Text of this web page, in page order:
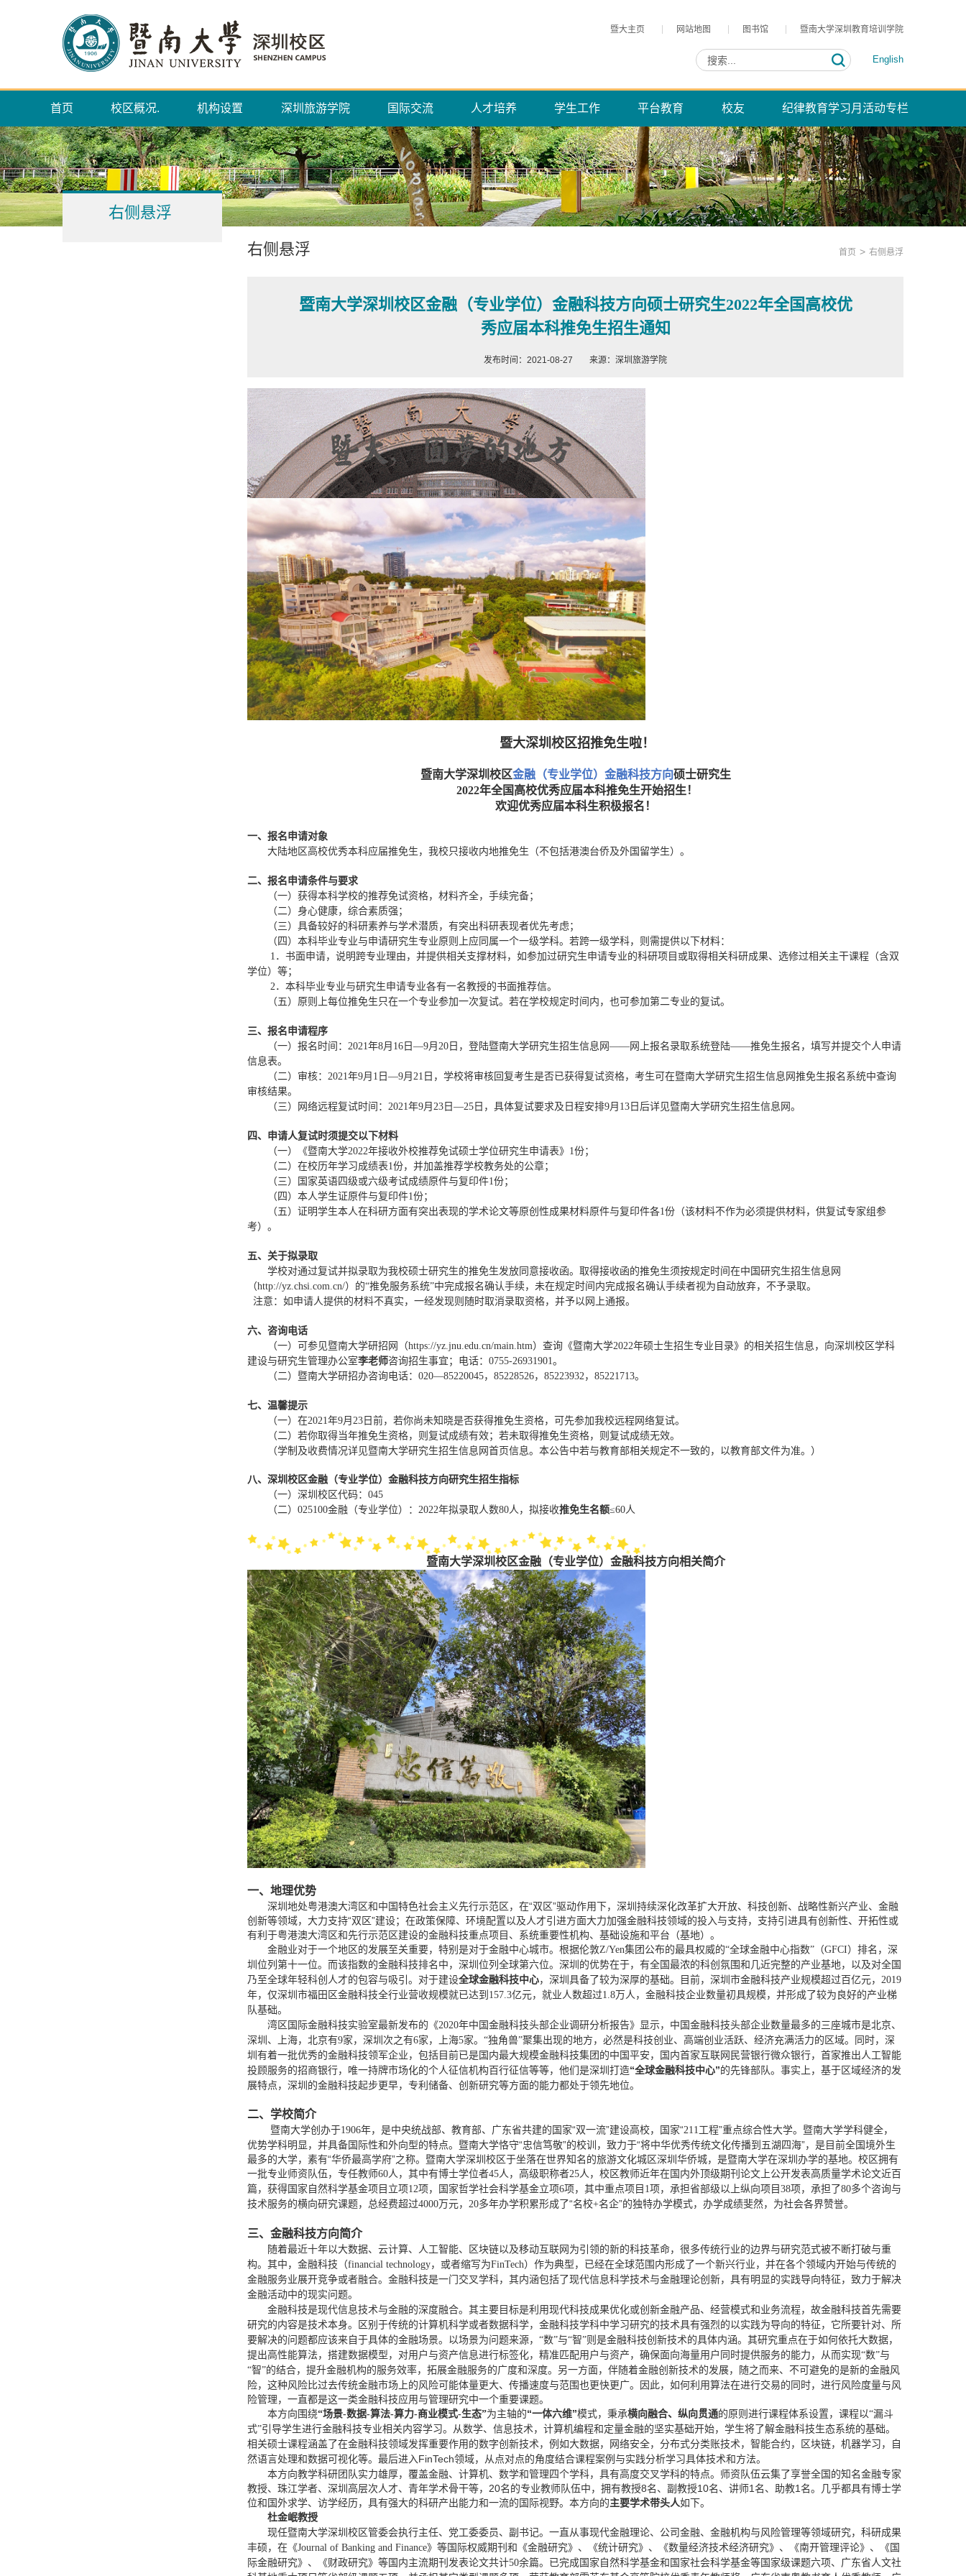
暨大主页 网站地图 图书馆 暨南大学深圳教育培训学院
English
首页 校区概况. 机构设置 深圳旅游学院 国际交流 人才培养 学生工作 平台教育 校友 纪律教育学习月活动专栏
右侧悬浮
右侧悬浮 首页 > 右侧悬浮
暨南大学深圳校区金融（专业学位）金融科技方向硕士研究生2022年全国高校优
秀应届本科推免生招生通知
发布时间：2021-08-27 来源：深圳旅游学院
暨大深圳校区招推免生啦！
暨南大学深圳校区金融（专业学位）金融科技方向硕士研究生
2022年全国高校优秀应届本科推免生开始招生！
欢迎优秀应届本科生积极报名！
一、报名申请对象
大陆地区高校优秀本科应届推免生，我校只接收内地推免生（不包括港澳台侨及外国留学生）。
二、报名申请条件与要求
（一）获得本科学校的推荐免试资格，材料齐全，手续完备；
（二）身心健康，综合素质强；
（三）具备较好的科研素养与学术潜质，有突出科研表现者优先考虑；
（四）本科毕业专业与申请研究生专业原则上应同属一个一级学科。若跨一级学科，则需提供以下材料：
1 ．书面申请，说明跨专业理由，并提供相关支撑材料，如参加过研究生申请专业的科研项目或取得相关科研成果、选修过相关主干课程（含双
学位）等；
2．本科毕业专业与研究生申请专业各有一名教授的书面推荐信。
（五）原则上每位推免生只在一个专业参加一次复试。若在学校规定时间内，也可参加第二专业的复试。
三、报名申请程序
（一）报名时间：2021年8月 16 日—9月20 日，登陆暨南大学研究生招生信息网——网上报名录取系统登陆——推免生报名，填写并提交个人申请
信息表。
（二）审核：2021年9月 1 日—9月21 日，学校将审核回复考生是否已获得复试资格，考生可在暨南大学研究生招生信息网推免生报名系统中查询
审核结果。
（三）网络远程复试时间：2021年9月23 日—25 日，具体复试要求及日程安排9月 13 日后详见暨南大学研究生招生信息网。
四、申请人复试时须提交以下材料
（一）《暨南大学2022年接收外校推荐免试硕士学位研究生申请表》 1份；
（二）在校历年学习成绩表1份，并加盖推荐学校教务处的公章；
（三）国家英语四级或六级考试成绩原件与复印件1份；
（四）本人学生证原件与复印件1份；
（五）证明学生本人在科研方面有突出表现的学术论文等原创性成果材料原件与复印件各1份（该材料不作为必须提供材料，供复试专家组参
考）。
五、关于拟录取
学校对通过复试并拟录取为我校硕士研究生的推免生发放同意接收函。取得接收函的推免生须按规定时间在中国研究生招生信息网
（http://yz.chsi.com.cn/）的“推免服务系统”中完成报名确认手续，未在规定时间内完成报名确认手续者视为自动放弃，不予录取。
注意：如申请人提供的材料不真实，一经发现则随时取消录取资格，并予以网上通报。
六、咨询电话
（一）可参见暨南大学研招网（https://yz.jnu.edu.cn/main.htm）查询《暨南大学2022年硕士生招生专业目录》的相关招生信息，向深圳校区学科
建设与研究生管理办公室李老师咨询招生事宜；电话：0755-26931901。
（二）暨南大学研招办咨询电话：020—85220045，85228526，85223932，85221713。
七、温馨提示
（一）在2021年9月23 日前，若你尚未知晓是否获得推免生资格，可先参加我校远程网络复试。
（二）若你取得当年推免生资格，则复试成绩有效；若未取得推免生资格，则复试成绩无效。
（学制及收费情况详见暨南大学研究生招生信息网首页信息。本公告中若与教育部相关规定不一致的，以教育部文件为准。）
八、深圳校区金融（专业学位）金融科技方向研究生招生指标
（一）深圳校区代码：045
（二）025100金融（专业学位）：2022年拟录取人数80人，拟接收推免生名额≤60人
暨南大学深圳校区金融（专业学位）金融科技方向相关简介
一、地理优势
深圳地处粤港澳大湾区和中国特色社会主义先行示范区，在“双区”驱动作用下，深圳持续深化改革扩大开放、科技创新、战略性新兴产业、金融
创新等领域，大力支持“双区”建设；在政策保障、环境配置以及人才引进方面大力加强金融科技领域的投入与支持，支持引进具有创新性、开拓性或
有利于粤港澳大湾区和先行示范区建设的金融科技重点项目、系统重要性机构、基础设施和平台（基地）。
金融业对于一个地区的发展至关重要，特别是对于金融中心城市。根据伦敦Z/Yen集团公布的最具权威的“全球金融中心指数”（GFCI）排名，深
圳位列第十一位。而该指数的金融科技排名中，深圳位列全球第六位。深圳的优势在于，有全国最浓的科创氛围和几近完整的产业基地，以及对全国
乃至全球年轻科创人才的包容与吸引。对于建设全球金融科技中心，深圳具备了较为深厚的基础。目前，深圳市金融科技产业规模超过百亿元，2019
年，仅深圳市福田区金融科技全行业营收规模就已达到157.3亿元，就业人数超过1.8万人，金融科技企业数量初具规模，并形成了较为良好的产业梯
队基础。
湾区国际金融科技实验室最新发布的《2020年中国金融科技头部企业调研分析报告》显示，中国金融科技头部企业数量最多的三座城市是北京、
深圳、上海，北京有9家，深圳次之有6家，上海5家。“独角兽”聚集出现的地方，必然是科技创业、高端创业活跃、经济充满活力的区域。同时，深
圳有着一批优秀的金融科技领军企业，包括目前已是国内最大规模金融科技集团的中国平安，国内首家互联网民营银行微众银行，首家推出人工智能
投顾服务的招商银行，唯一持牌市场化的个人征信机构百行征信等等，他们是深圳打造“全球金融科技中心”的先锋部队。事实上，基于区域经济的发
展特点，深圳的金融科技起步更早，专利储备、创新研究等方面的能力都处于领先地位。
二、学校简介
暨南大学创办于1906年，是中央统战部、教育部、广东省共建的国家“双一流”建设高校，国家“211工程”重点综合性大学。暨南大学学科健全，
优势学科明显，并具备国际性和外向型的特点。暨南大学恪守“忠信笃敬”的校训，致力于“将中华优秀传统文化传播到五湖四海”，是目前全国境外生
最多的大学，素有“华侨最高学府”之称。暨南大学深圳校区于坐落在世界知名的旅游文化城区深圳华侨城，是暨南大学在深圳办学的基地。校区拥有
一批专业师资队伍，专任教师60人，其中有博士学位者45人，高级职称者25人，校区教师近年在国内外顶级期刊论文上公开发表高质量学术论文近百
篇，获得国家自然科学基金项目立项12项，国家哲学社会科学基金立项6项，其中重点项目 1项，承担省部级以上纵向项目38项，承担了80多个咨询与
技术服务的横向研究课题，总经费超过4000万元， 20多年办学积累形成了“名校+名企”的独特办学模式，办学成绩斐然，为社会各界赞誉。
三、金融科技方向简介
随着最近十年以大数据、云计算、人工智能、区块链以及移动互联网为引领的新的科技革命，很多传统行业的边界与研究范式被不断打破与重
构。其中，金融科技（financial technology，或者缩写为FinTech）作为典型，已经在全球范围内形成了一个新兴行业，并在各个领域内开始与传统的
金融服务业展开竞争或者融合。金融科技是一门交叉学科，其内涵包括了现代信息科学技术与金融理论创新，具有明显的实践导向特征，致力于解决
金融活动中的现实问题。
金融科技是现代信息技术与金融的深度融合。其主要目标是利用现代科技成果优化或创新金融产品、经营模式和业务流程，故金融科技首先需要
研究的内容是技术本身。区别于传统的计算机科学或者数据科学，金融科技学科中学习研究的技术具有强烈的以实践为导向的特征，它所要针对、所
要解决的问题都应该来自于具体的金融场景。以场景为问题来源，“数”与“智”则是金融科技创新技术的具体内涵。其研究重点在于如何依托大数据，
提出高性能算法，搭建数据模型，对用户与资产信息进行标签化，精准匹配用户与资产，确保面向海量用户同时提供服务的能力，从而实现“数”与
“智”的结合，提升金融机构的服务效率，拓展金融服务的广度和深度。 另一方面，伴随着金融创新技术的发展，随之而来、不可避免的是新的金融风
险，这种风险比过去传统金融市场上的风险可能体量更大、传播速度与范围也更快更广。因此，如何利用算法在进行交易的同时，进行风险度量与风
险管理，一直都是这一类金融科技应用与管理研究中一个重要课题。
本方向围绕“场景-数据-算法-算力-商业模式-生态”为主轴的“一体六维”模式，秉承横向融合、纵向贯通的原则进行课程体系设置，课程以“漏斗
式”引导学生进行金融科技专业相关内容学习。从数学、信息技术，计算机编程和定量金融的坚实基础开始，学生将了解金融科技生态系统的基础。
相关硕士课程涵盖了在金融科技领域发挥重要作用的数字创新技术，例如大数据，网络安全，分布式分类账技术，智能合约，区块链，机器学习，自
然语言处理和数据可视化等。最后进入FinTech领域，从点对点的角度结合课程案例与实践分析学习具体技术和方法。
本方向教学科研团队实力雄厚，覆盖金融、计算机、数学和管理四个学科，具有高度交叉学科的特点。师资队伍云集了享誉全国的知名金融专家
教授、珠江学者、深圳高层次人才、青年学术骨干等，20名的专业教师队伍中，拥有教授8名、副教授10名、讲师1名、助教1名。几乎都具有博士学
位和国外求学、访学经历，具有强大的科研产出能力和一流的国际视野。本方向的主要学术带头人如下。
杜金岷教授
现任暨南大学深圳校区管委会执行主任、党工委委员、副书记。一直从事现代金融理论、公司金融、金融机构与风险管理等领域研究，科研成果
丰硕，在《Journal of Banking and Finance》等国际权威期刊和《金融研究》、《统计研究》、《数量经济技术经济研究》、《南开管理评论》、《国
际金融研究》、《财政研究》等国内主流期刊发表论文共计50余篇。已完成国家自然科学基金和国家社会科学基金等国家级课题六项、广东省人文社